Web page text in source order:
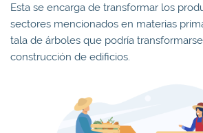
Esta se encarga de transformar los
sectores mencionados en materias
tala de árboles que podría
construcción de edificios.